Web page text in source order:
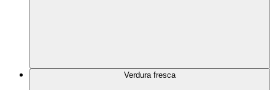
Verdura fresca